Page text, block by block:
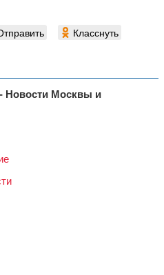
Класснуть
- Новости Москвы и